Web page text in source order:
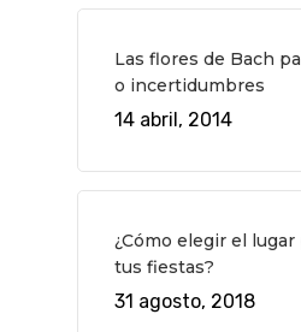
Las flores de Bach
o incertidumbres
14 abril, 2014
¿Cómo elegir el
tus fiestas?
31 agosto, 2018